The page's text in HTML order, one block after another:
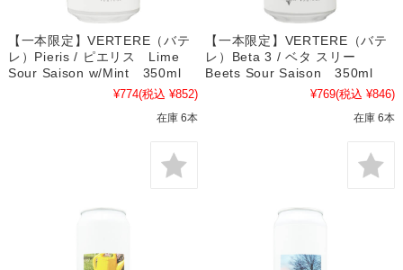
【一本限定】VERTERE（バテ
レ）Pieris / ピエリス Lime
Sour Saison w/Mint 350ml
¥774(税込 ¥852)
在庫 6本
【一本限定】VERTERE（バテ
レ）Beta 3 / ベタ スリー
Beets Sour Saison 350ml
¥769(税込 ¥846)
在庫 6本